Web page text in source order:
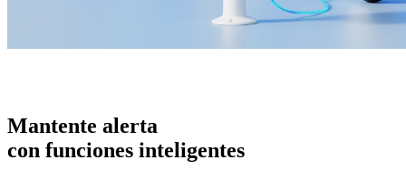
Mantente alerta
con funciones inteligentes